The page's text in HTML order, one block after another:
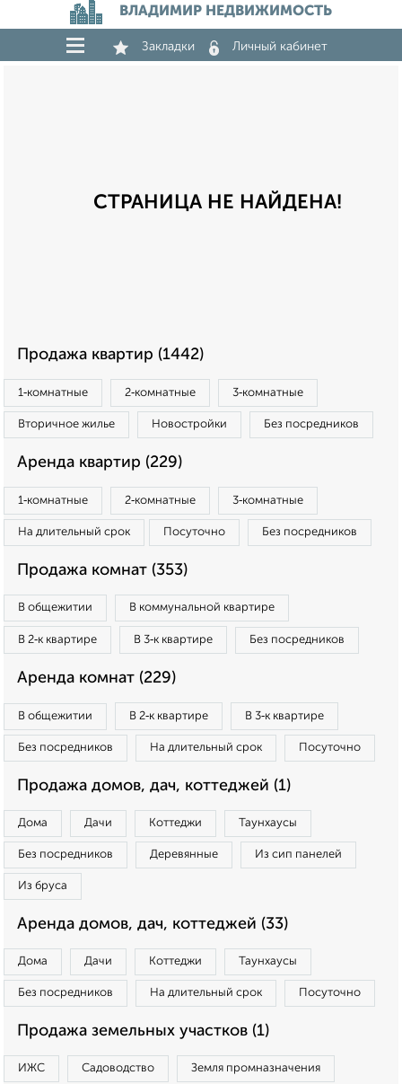
ВЛАДИМИР НЕДВИЖИМОСТЬ
Закладки Личный кабинет
СТРАНИЦА НЕ НАЙДЕНА!
Продажа квартир (1442)
1‑комнатные 2‑комнатные 3‑комнатные
Вторичное жилье Новостройки Без посредников
Аренда квартир (229)
1‑комнатные 2‑комнатные 3‑комнатные
На длительный срок Посуточно Без посредников
Продажа комнат (353)
В общежитии В коммунальной квартире
В 2‑к квартире В 3‑к квартире Без посредников
Аренда комнат (229)
В общежитии В 2‑к квартире В 3‑к квартире
Без посредников На длительный срок Посуточно
Продажа домов, дач, коттеджей (1)
Дома Дачи Коттеджи Таунхаусы
Без посредников Деревянные Из сип панелей
Из бруса
Аренда домов, дач, коттеджей (33)
Дома Дачи Коттеджи Таунхаусы
Без посредников На длительный срок Посуточно
Продажа земельных участков (1)
ИЖС Садоводство Земля промназначения